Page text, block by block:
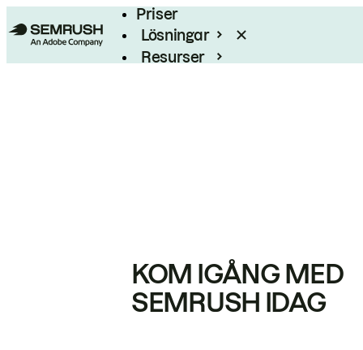
Priser
Lösningar
Resurser
KOM IGÅNG MED
SEMRUSH IDAG